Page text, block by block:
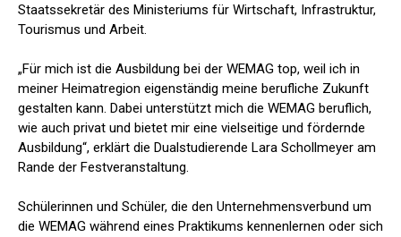
Staatssekretär des Ministeriums für Wirtschaft, Infrastruktur,
Tourismus und Arbeit.
„Für mich ist die Ausbildung bei der WEMAG top, weil ich in
meiner Heimatregion eigenständig meine berufliche Zukunft
gestalten kann. Dabei unterstützt mich die WEMAG beruflich,
wie auch privat und bietet mir eine vielseitige und fördernde
Ausbildung“, erklärt die Dualstudierende Lara Schollmeyer am
Rande der Festveranstaltung.
Schülerinnen und Schüler, die den Unternehmensverbund um
die WEMAG während eines Praktikums kennenlernen oder sich